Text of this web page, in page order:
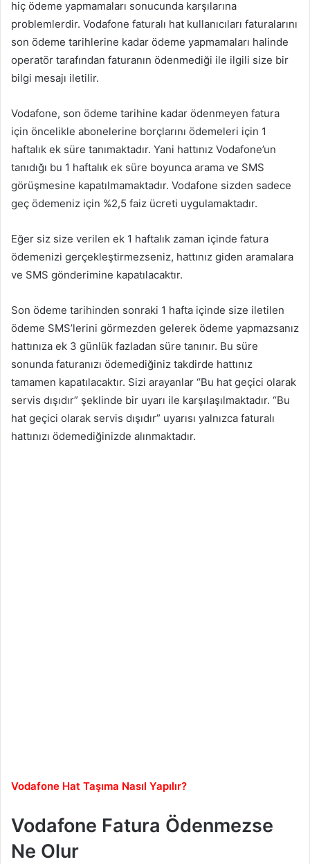
hiç ödeme yapmamaları sonucunda karşılarına
problemlerdir. Vodafone faturalı hat kullanıcıları faturalarını
son ödeme tarihlerine kadar ödeme yapmamaları halinde
operatör tarafından faturanın ödenmediği ile ilgili size bir
bilgi mesajı iletilir.
Vodafone, son ödeme tarihine kadar ödenmeyen fatura
için öncelikle abonelerine borçlarını ödemeleri için 1
haftalık ek süre tanımaktadır. Yani hattınız Vodafone’un
tanıdığı bu 1 haftalık ek süre boyunca arama ve SMS
görüşmesine kapatılmamaktadır. Vodafone sizden sadece
geç ödemeniz için %2,5 faiz ücreti uygulamaktadır.
Eğer siz size verilen ek 1 haftalık zaman içinde fatura
ödemenizi gerçekleştirmezseniz, hattınız giden aramalara
ve SMS gönderimine kapatılacaktır.
Son ödeme tarihinden sonraki 1 hafta içinde size iletilen
ödeme SMS’lerini görmezden gelerek ödeme yapmazsanız
hattınıza ek 3 günlük fazladan süre tanınır. Bu süre
sonunda faturanızı ödemediğiniz takdirde hattınız
tamamen kapatılacaktır. Sizi arayanlar “Bu hat geçici olarak
servis dışıdır” şeklinde bir uyarı ile karşılaşılmaktadır. “Bu
hat geçici olarak servis dışıdır” uyarısı yalnızca faturalı
hattınızı ödemediğinizde alınmaktadır.
Vodafone Hat Taşıma Nasıl Yapılır?
Vodafone Fatura Ödenmezse
Ne Olur